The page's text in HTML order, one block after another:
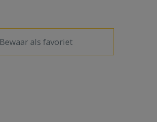
Bewaar als favoriet